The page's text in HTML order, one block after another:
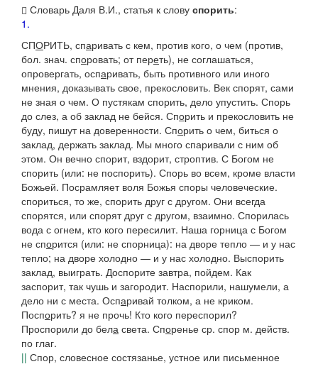
Словарь Даля В.И., статья к слову спорить:
1.
СПОРИТЬ, спаривать с кем, против кого, о чем (против,
бол. знач. споровать; от переть), не соглашаться,
опровергать, оспаривать, быть противного или иного
мнения, доказывать свое, прекословить. Век спорят, сами
не зная о чем. О пустякам спорить, дело упустить. Спорь
до слез, а об заклад не бейся. Спорить и прекословить не
буду, пишут на доверенности. Спорить о чем, биться о
заклад, держать заклад. Мы много спаривали с ним об
этом. Он вечно спорит, вздорит, строптив. С Богом не
спорить (или: не поспорить). Спорь во всем, кроме власти
Божьей. Посрамляет воля Божья споры человеческие.
спориться, то же, спорить друг с другом. Они всегда
спорятся, или спорятдруг с другом, взаимно. Спорилась
вода с огнем, кто кого пересилит. Наша горница с Богом
не спорится (или: не спорница): на дворе тепло — и у нас
тепло; на дворе холодно — и у нас холодно. Выспорить
заклад, выиграть. Доспорите завтра, пойдем. Как
заспорит, так чушь и загородит. Наспорили, нашумели, а
дело ни с места. Оспаривай толком, а не криком.
Поспорить? я не прочь! Кто кого переспорил?
Проспорили до бела света. Споренье ср. спор м. действ.
по глаг.
|| Спор, словесное состязанье, устное или письменное